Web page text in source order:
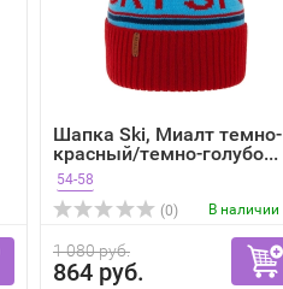
Шапка Ski, Миалт темно-
красный/темно-голубо...
54-58
(0)
В наличии
1 080 руб.
864 руб.